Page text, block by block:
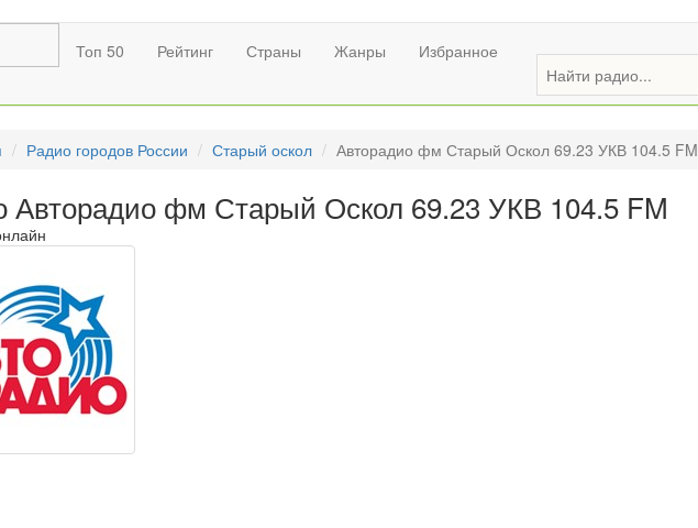
Топ 50 Рейтинг Страны Жанры Избранное
Радио городов России Старый оскол Авторадио фм Старый Оскол 69.23 УКВ 104.5 FM
Авторадио фм Старый Оскол 69.23 УКВ 104.5 FM